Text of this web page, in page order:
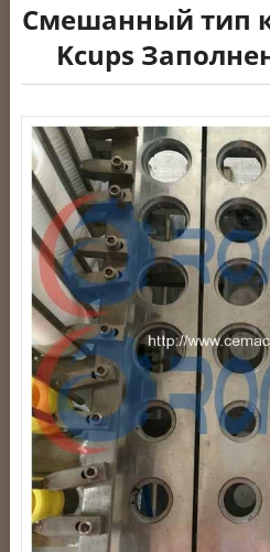
Смешанный тип
Kcups